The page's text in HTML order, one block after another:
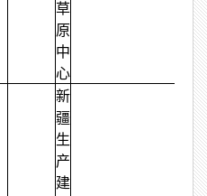
草
原
中
心
新
疆
生
产
建